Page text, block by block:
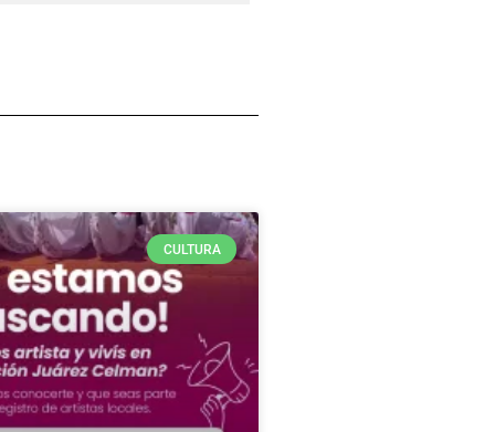
CULTURA